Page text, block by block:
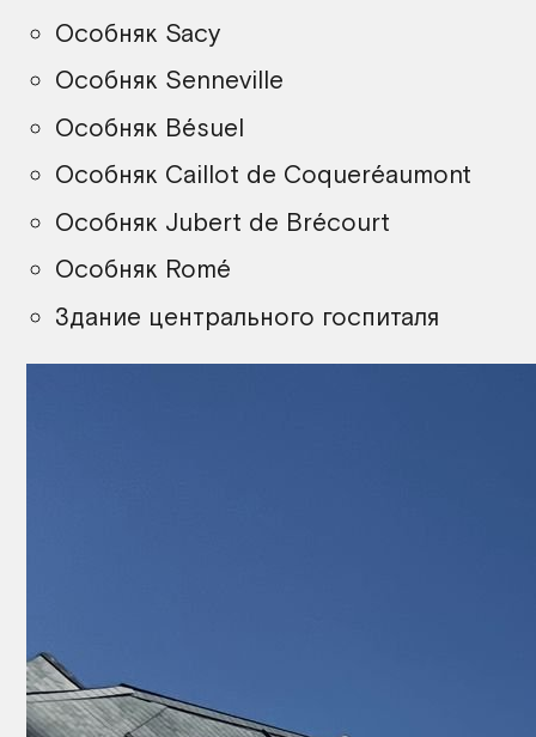
Особняк Sacy
Особняк Senneville
Особняк Bésuel
Особняк Caillot de Coqueréaumont
Особняк Jubert de Brécourt
Особняк Romé
Здание центрального госпиталя